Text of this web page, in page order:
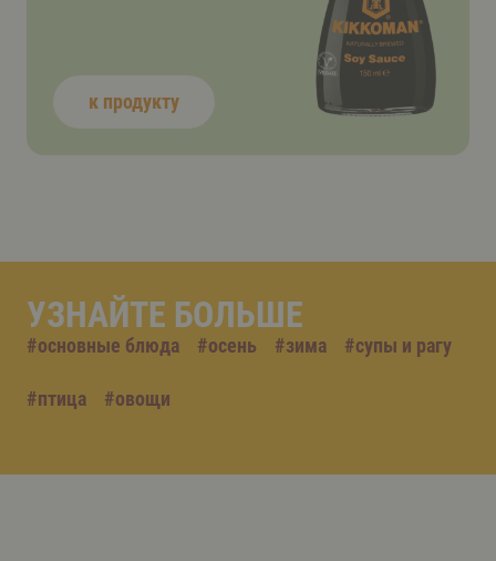
к продукту
УЗНАЙТЕ БОЛЬШЕ
#основные блюда #осень #зима #супы и рагу
#птица #овощи